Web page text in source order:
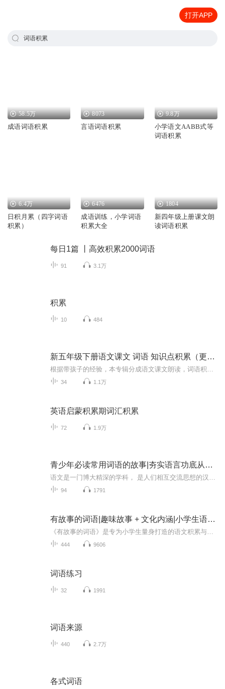
打开APP
词语积累
58.5万
成语词语积累
8073
言语词语积累
9.8万
小学语文AABB式等
词语积累
6.4万
日积月累（四字词语
积累）
6476
成语训练，小学词语
积累大全
1804
新四年级上册课文朗
读词语积累
每日1篇 丨高效积累2000词语
91 3.1万
积累
10 484
新五年级下册语文课文 词语 知识点积累（更新中）
34 1.1万
英语启蒙积累期词汇积累
72 1.9万
青少年必读常用词语的故事|夯实语言功底从积累开始
94 1791
有故事的词语|趣味故事 + 文化内涵|小学生语文积累必备
444 9606
词语练习
32 1991
词语来源
440 2.7万
各式词语